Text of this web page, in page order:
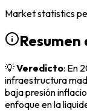
Market statistics
💡Veredicto: En
infraestructura
baja presión
enfoque en la